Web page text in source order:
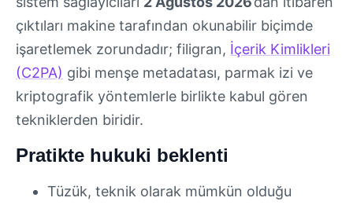
çıktıları makine tarafından okunabilir biçimde
işaretlemek zorundadır; filigran, İçerik Kimlikleri
(C2PA) gibi menşe metadatası, parmak izi ve
kriptografik yöntemlerle birlikte kabul gören
tekniklerden biridir.
Pratikte hukuki beklenti
Tüzük, teknik olarak mümkün olduğu